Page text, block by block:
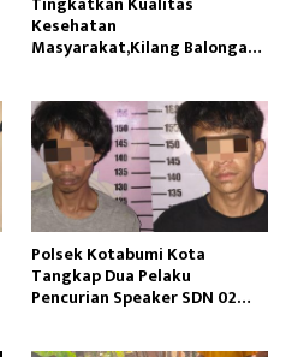
Kesehatan
Masyarakat,Kilang Balongan
Polsek Kotabumi Kota
Tangkap Dua Pelaku
Pencurian Speaker SDN 02